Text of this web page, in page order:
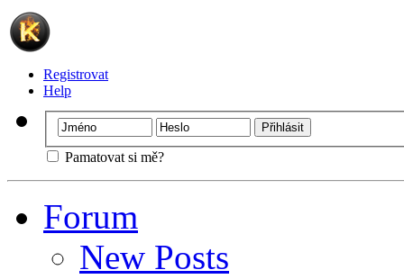
Registrovat
Help
Pamatovat si mě?
Forum
New Posts